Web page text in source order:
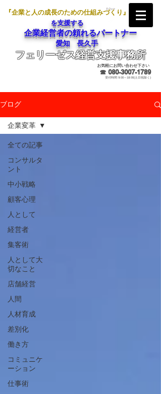
『企業と人の成長のための仕組みづくり』
を支援する
企業経営者の頼れるパートナー
愛知 長久手
フェリーゼス経営支援事務所
お気軽にお問い合わせ下さい
☎ 080-3007-1789
受付時間 9:00～18:00(土日祝除く)
ブログ
全ての記事
コンサルタ
ント
中小戦略
顧客心理
人として
経営者
集客術
人として大
切なこと
店舗経営
人間
人材育成
差別化
働き方
コミュニケ
ーション
仕事術
企業変革